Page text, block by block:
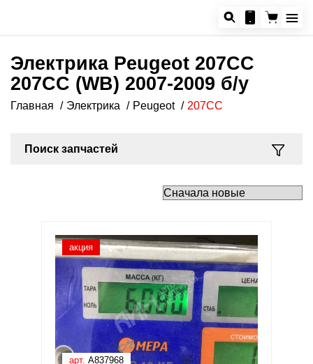
Электрика Peugeot 207CC
207CC (WB) 2007-2009 б/у
Главная Электрика Peugeot 207CC
Поиск запчастей
акция
арт. A837968